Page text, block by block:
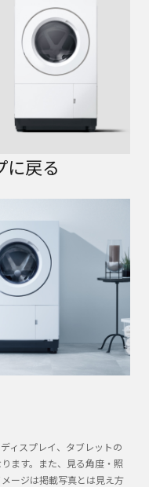
に戻る
ィスプレイ、タブレットの
ます。また、見る角度・照
ージは掲載写真とは見え方